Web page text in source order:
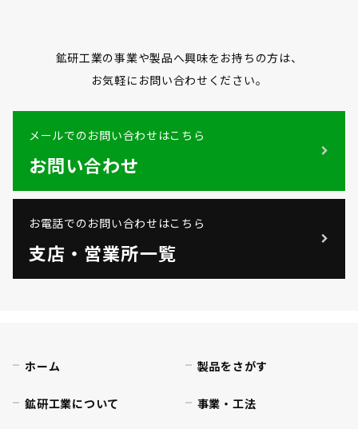
鉱研工業の事業や製品へ興味をお持ちの方は、
お気軽にお問い合わせください。
メールでのお問い合わせはこちら
お問い合わせ
お電話でのお問い合わせはこちら
支店・営業所一覧
ホーム
鉱研工業について
製品をさがす
事業・工法